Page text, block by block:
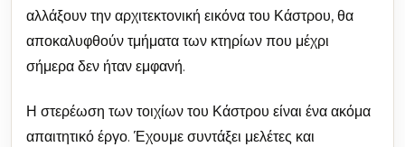
αλλάξουν την αρχιτεκτονική εικόνα του Κάστρου, θα
αποκαλυφθούν τμήματα των κτηρίων που μέχρι
σήμερα δεν ήταν εμφανή.
Η στερέωση των τοιχίων του Κάστρου είναι ένα ακόμα
απαιτητικό έργο. Έχουμε συντάξει μελέτες και